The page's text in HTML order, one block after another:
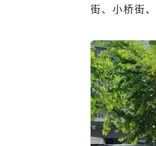
街、小桥街